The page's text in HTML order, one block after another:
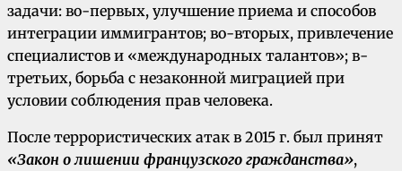
задачи: во-первых, улучшение приема и способов
интеграции иммигрантов; во-вторых, привлечение
специалистов и «международных талантов»; в-
третьих, борьба с незаконной миграцией при
условии соблюдения прав человека.
После террористических атак в 2015 г. был принят
«Закон о лишении французского гражданства»,